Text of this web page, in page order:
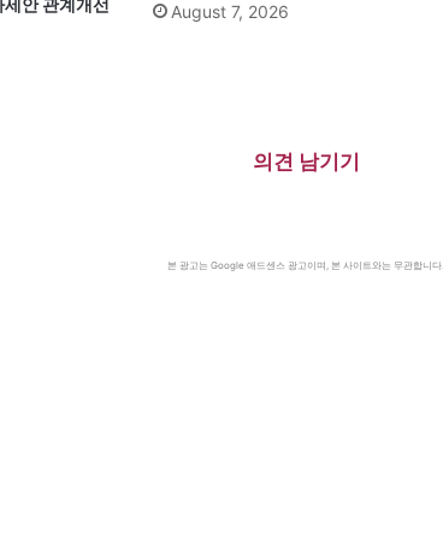
August 7, 2026
의견 남기기
본 광고는 Google 애드센스 광고이며, 본 사이트와는 무관합니다.